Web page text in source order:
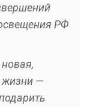
РФ
жизни —